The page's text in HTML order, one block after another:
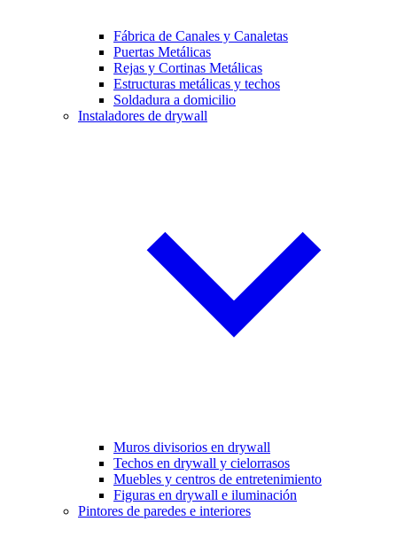
Fábrica de Canales y Canaletas
Puertas Metálicas
Rejas y Cortinas Metálicas
Estructuras metálicas y techos
Soldadura a domicilio
Instaladores de drywall
Muros divisorios en drywall
Techos en drywall y cielorrasos
Muebles y centros de entretenimiento
Figuras en drywall e iluminación
Pintores de paredes e interiores